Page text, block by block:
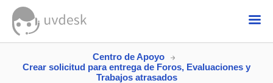
Centro de Apoyo
Crear solicitud para entrega de Foros, Evaluaciones y
Trabajos atrasados